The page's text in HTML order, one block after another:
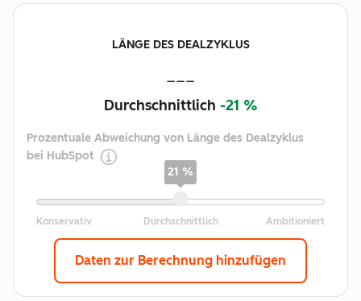
LÄNGE DES DEALZYKLUS
---
Durchschnittlich -21 %
Prozentuale Abweichung von Länge des Dealzyklus
bei HubSpot
21 %
Daten zur Berechnung hinzufügen